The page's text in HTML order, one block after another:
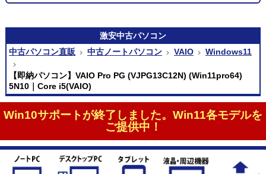
激安中古パソコン
中古パソコン直販
中古ノートパソコン VAIO Windows11
【即納パソコン】VAIO Pro PG (VJPG13C12N) (Win11pro64)
5N10｜Core i5(VAIO)
Win10サポートが終了しました。Win11各モデルを
ご提供中！